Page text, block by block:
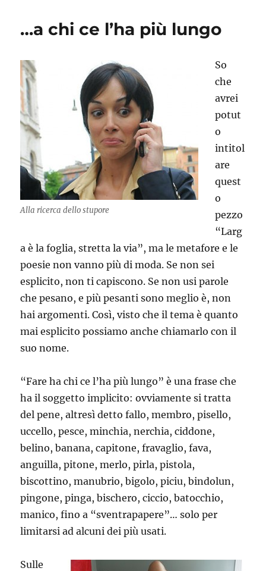
…a chi ce l’ha più lungo
Alla ricerca dello stupore
So
che
avrei
potut
o
intitol
are
quest
o
pezzo
“Larg
a è la foglia, stretta la via”, ma le metafore e le
poesie non vanno più di moda. Se non sei
esplicito, non ti capiscono. Se non usi parole
che pesano, e più pesanti sono meglio è, non
hai argomenti. Così, visto che il tema è quanto
mai esplicito possiamo anche chiamarlo con il
suo nome.
“Fare ha chi ce l’ha più lungo” è una frase che
ha il soggetto implicito: ovviamente si tratta
del pene, altresì detto fallo, membro, pisello,
uccello, pesce, minchia, nerchia, ciddone,
belino, banana, capitone, fravaglio, fava,
anguilla, pitone, merlo, pirla, pistola,
biscottino, manubrio, bigolo, piciu, bindolun,
pingone, pinga, bischero, ciccio, batocchio,
manico, fino a “sventrapapere”… solo per
limitarsi ad alcuni dei più usati.
Sulle